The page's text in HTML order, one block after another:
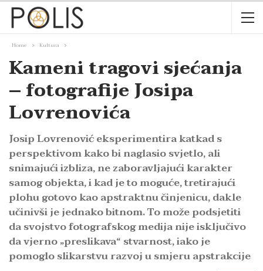
Home Kultura
Kameni tragovi sjećanja
– fotografije Josipa
Lovrenovića
Josip Lovrenović eksperimentira katkad s
perspektivom kako bi naglasio svjetlo, ali
snimajući izbliza, ne zaboravljajući karakter
samog objekta, i kad je to moguće, tretirajući
plohu gotovo kao aps­traktnu činjenicu, dakle
učinivši je jednako bitnom. To može podsjetiti
da svojstvo fotografskog medija nije isključivo
da vjerno „preslikava“ stvarnost, iako je
pomoglo slikarstvu razvoj u smjeru apstrakcije